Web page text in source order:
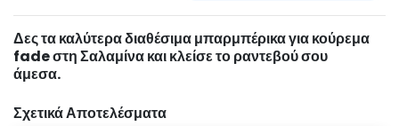
Δες τα καλύτερα διαθέσιμα μπαρμπέρικα για κούρεμα
fade στη Σαλαμίνα και κλείσε το ραντεβού σου
άμεσα.
Σχετικά Αποτελέσματα